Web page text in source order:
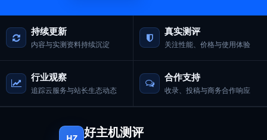
持续更新
内容与实测资料持续沉淀
真实测评
关注性能、价格与使用体验
行业观察
追踪云服务与站长生态动态
合作支持
收录、投稿与商务合作响应
好主机测评